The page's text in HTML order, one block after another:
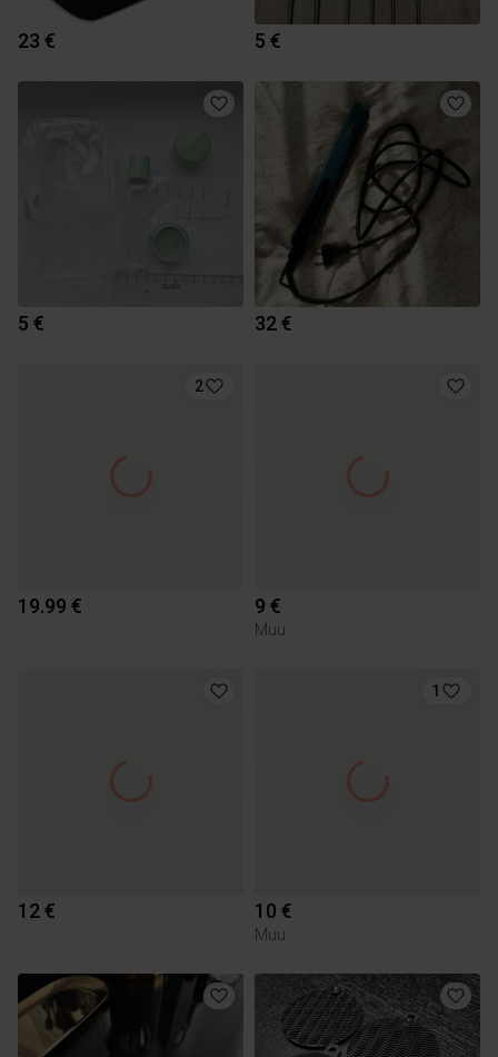
23 € 5 €
5 € 32 €
2
19.99 € 9 €
Muu
12 €
1
10 €
Muu